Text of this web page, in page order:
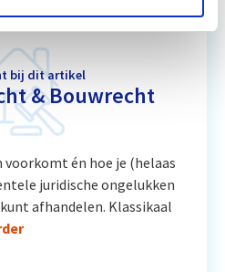
bij dit artikel
& Bouwrecht
voorkomt én hoe je (helaas
juridische ongelukken
afhandelen. Klassikaal